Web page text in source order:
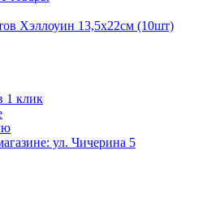
1 клик
ул. Чичерина 5